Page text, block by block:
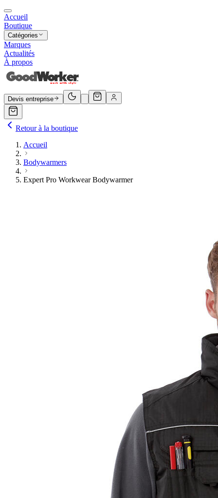
Accueil
Boutique
Catégories
Marques
Actualités
À propos
Devis entreprise
Retour à la boutique
Accueil
Bodywarmers
Expert Pro Workwear Bodywarmer